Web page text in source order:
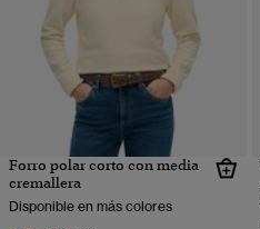
Forro polar corto con media
cremallera
Disponible en más colores